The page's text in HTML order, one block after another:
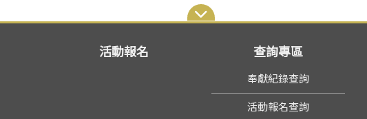
活動報名 查詢專區
奉獻紀錄查詢
活動報名查詢